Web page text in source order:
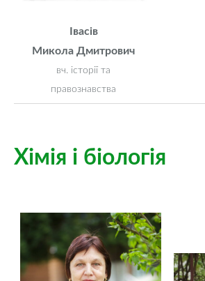
Івасів
Микола Дмитрович
вч. історії та
правознавства
Хімія і біологія